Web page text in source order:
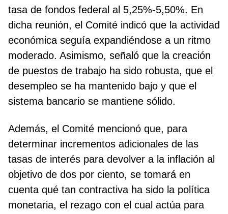
tasa de fondos federal al 5,25%-5,50%. En
dicha reunión, el Comité indicó que la actividad
económica seguía expandiéndose a un ritmo
moderado. Asimismo, señaló que la creación
de puestos de trabajo ha sido robusta, que el
desempleo se ha mantenido bajo y que el
sistema bancario se mantiene sólido.
Además, el Comité mencionó que, para
determinar incrementos adicionales de las
tasas de interés para devolver a la inflación al
objetivo de dos por ciento, se tomará en
cuenta qué tan contractiva ha sido la política
monetaria, el rezago con el cual actúa para